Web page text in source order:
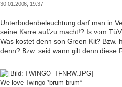
30.01.2006, 19:37
Unterbodenbeleuchtung darf man in
seine Karre auf/zu macht!? Is vom
Was kostet denn son Green Kit? Bzw.
denn? Bzw. seid wann gilt denn diese
We love Twingo *brum brum*